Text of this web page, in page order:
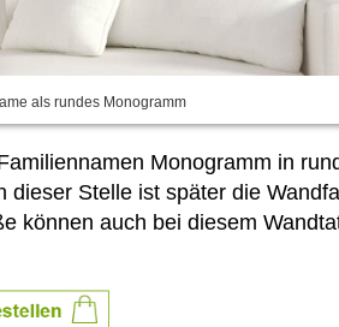
als rundes Monogramm
Monogramm in
Stelle ist später die
können auch bei diesem